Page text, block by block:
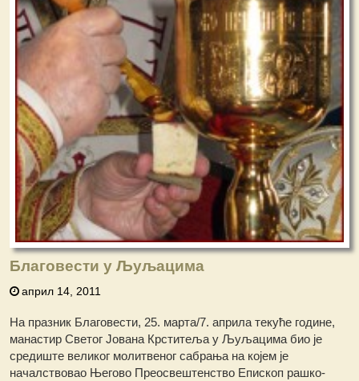
Благовести у Љуљацима
април 14, 2011
На празник Благовести, 25. марта/7. априла текуће године,
манастир Светог Јована Крститеља у Љуљацима био је
средиште великог молитвеног сабрања на којем је
началствовао Његово Преосвештенство Епископ рашко-